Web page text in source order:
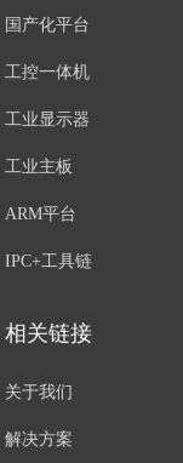
国产化平台
工控一体机
工业显示器
工业主板
ARM平台
IPC+工具链
相关链接
关于我们
解决方案